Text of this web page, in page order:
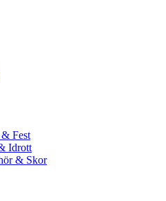
Fest
Idrott
& Skor